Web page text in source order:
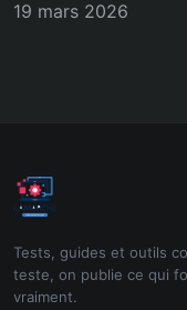
19 mars 2026
Tests, guides et outils
teste, on publie ce qui
vraiment.